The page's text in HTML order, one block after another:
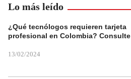
Lo más leído
¿Qué tecnólogos requieren tarjeta
profesional en Colombia? Consulte
13/02/2024